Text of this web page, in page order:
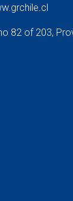
82 of 203,